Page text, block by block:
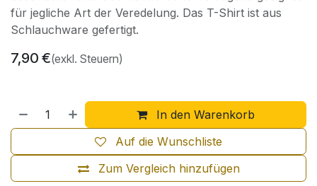
für jegliche Art der Veredelung. Das T-Shirt ist aus
Schlauchware gefertigt.
7,90 €(exkl. Steuern)
In den Warenkorb
Zum Vergleich hinzufügen
Auf die Wunschliste